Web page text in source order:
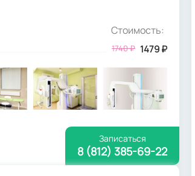
Стоимость:
1740₽ 1479₽
Записаться
8 (812) 385-69-22